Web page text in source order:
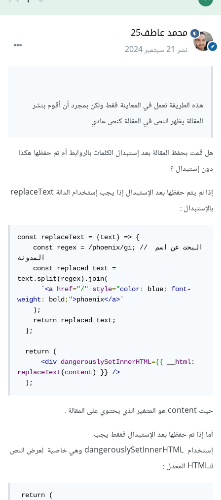
        cols
="50"
المقالة:</h3>
div dangerouslySetInnerHTML
={{
export default BlogEditor;
هنا أنشأنا الدالة replaceText والتي ستقوم بإستبدال النص
الخاص ب phoenix ووضع رابط المدونة بدلا منه . لذلك يرجى
بعد ذلك إستخدمنا handleChange وهي الدالة التي تستخدم
لعرض النص كHTML المعدل في div وذلك لمعاينة المقالة .
وفي النهاية عند الحفظ يرجى إستدعاء الدالة replaceText
للتبديل النص إلى رابط قبل حفظها لديك.
محمد عاطف25
نشر21 سبتمبر 2024
هذه الطريقة تعمل في المعاينة فقط ولكن بمجرد أن أقوم بنشر
المقالة يظهر النص في المقالة كنص عادي
هل قمت بحفظ المقالة بعد إستبدال الكلمات بالروابط أم تم حفظها هكذا
دون إستبدال ؟
إذا لم يتم حفظها بعد الإستبدال إذا يجب إستخدام الدالة replaceText
بالإستبدال
const replaceText = (text) => {
    const regex = /phoenix/gi; // البحث عن اسم
المدونة
    const replaced_text =
text.split(regex).join(
      `
<a href="/" style="color: blue;
font-
weight: bold;">phoenix</a>`
    );
    return replaced_text;
  };
  return (
<div
dangerouslySetInnerHTML={{ __html
replaceText(content) }} />
  );
حيث content هو المتغير الذي يحتوي على المقالة .
أما إذا تم حفظها بعد الإستبدال ففقط يجب
إستخدام dangerouslySetInnerHTML وهي خاصية لعرض النص
كHTML المعدل
return (